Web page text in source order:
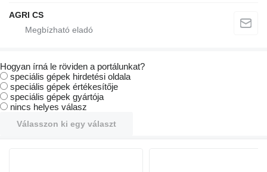
AGRI CS
Hogyan írná le röviden a portálunkat?
speciális gépek hirdetési oldala
speciális gépek értékesítője
speciális gépek gyártója
nincs helyes válasz
Válasszon ki egy választ